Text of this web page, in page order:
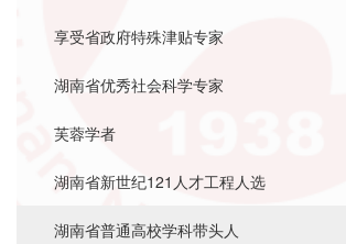
享受省政府特殊津贴专家
湖南省优秀社会科学专家
芙蓉学者
湖南省新世纪121人才工程人选
湖南省普通高校学科带头人